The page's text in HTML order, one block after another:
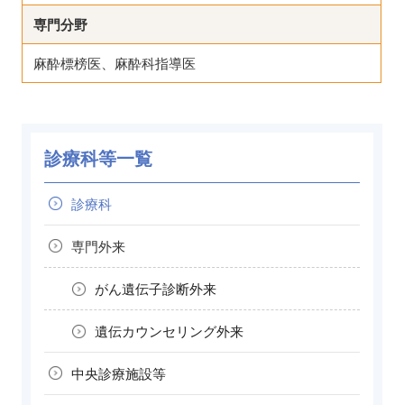
専門分野
麻酔標榜医、麻酔科指導医
診療科等一覧
診療科
専門外来
がん遺伝子診断外来
遺伝カウンセリング外来
中央診療施設等